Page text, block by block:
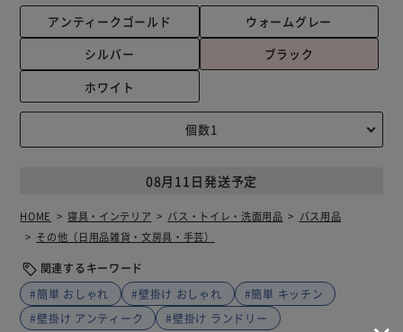
アンティークゴールド
ウォームグレー
シルバー
ブラック
ホワイト
08月11日発送予定
HOME 寝具・インテリア バス・トイレ・洗面用品
バス用品
その他（日用品雑貨・文房具・手芸）
関連するキーワード
#簡単 おしゃれ
#壁掛け おしゃれ
#簡単 キッチン
#壁掛け アンティーク
#壁掛け ランドリー